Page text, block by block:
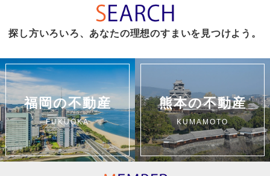
探し方いろいろ、あなたの理想のすまいを見つけよう。
福岡の不動産
FUKUOKA
熊本の不動産
KUMAMOTO